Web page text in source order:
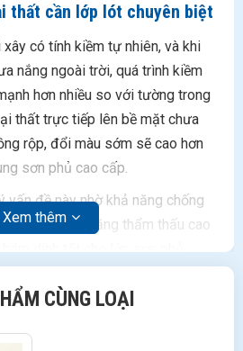
thất cần lớp lót chuyên biệt
có tính kiềm tự nhiên, và khi
nắng ngoài trời, quá trình kiềm
hơn nhiều so với tường trong
thất trực tiếp lên bề mặt chưa
rộp, đổi màu sớm sẽ cao hơn
sơn phủ cao cấp.
đề này nhờ khả năng chống
kết hợp khả năng thẩm thấu cao
dính tốt cho lớp sơn phủ
giúp hạn chế nước xâm nhập
Xem thêm
CÙNG LOẠI